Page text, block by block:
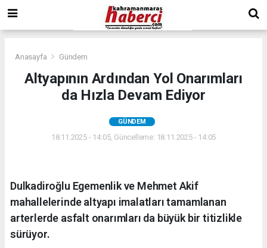
Anasayfa Gündem
Altyapının Ardından Yol Onarımları
da Hızla Devam Ediyor
GÜNDEM
18.11.2025 - 14:05, Güncelleme: 18.11.2025 - 14:05
Dulkadiroğlu Egemenlik ve Mehmet Akif
mahallelerinde altyapı imalatları tamamlanan
arterlerde asfalt onarımları da büyük bir titizlikle
sürüyor.